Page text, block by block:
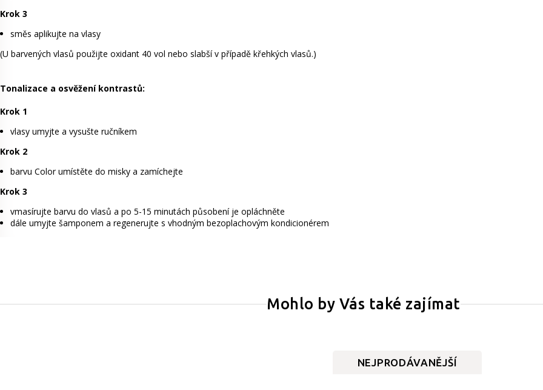
Krok 3
směs aplikujte na vlasy
(U barvených vlasů použijte oxidant 40 vol nebo slabší v případě křehkých vlasů.)
Tonalizace a osvěžení kontrastů:
Krok 1
vlasy umyjte a vysušte ručníkem
Krok 2
barvu Color umístěte do misky a zamíchejte
Krok 3
vmasírujte barvu do vlasů a po 5-15 minutách působení je opláchněte
dále umyjte šamponem a regenerujte s vhodným bezoplachovým kondicionérem
Mohlo by Vás také zajímat
NEJPRODÁVANĚJŠÍ